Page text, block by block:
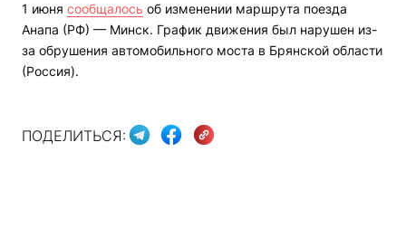
1 июня сообщалось об изменении маршрута поезда
Анапа (РФ) — Минск. График движения был нарушен из-
за обрушения автомобильного моста в Брянской области
(Россия).
ПОДЕЛИТЬСЯ: